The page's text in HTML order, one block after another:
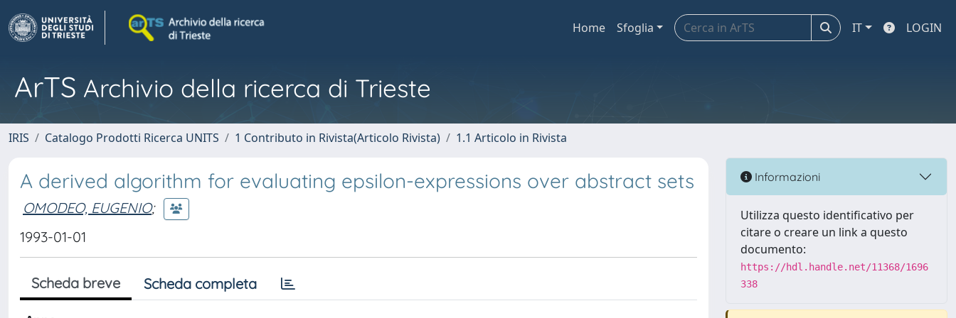
Home Sfoglia IT LOGIN
ArTS Archivio della ricerca di Trieste
IRIS Catalogo Prodotti Ricerca UNITS 1 Contributo in Rivista(Articolo Rivista) 1.1 Articolo in Rivista
A derived algorithm for evaluating epsilon-expressions over abstract sets
OMODEO, EUGENIO;
1993-01-01
Scheda breve Scheda completa
Informazioni
Utilizza questo identificativo per
citare o creare un link a questo
documento:
https://hdl.handle.net/11368/1696
338